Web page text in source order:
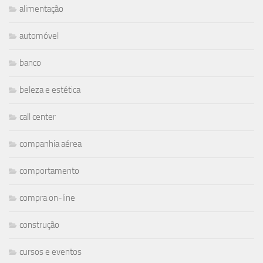
alimentação
automóvel
banco
beleza e estética
call center
companhia aérea
comportamento
compra on-line
construção
cursos e eventos